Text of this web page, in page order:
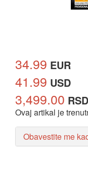
34.99 EUR
41.99 USD
3,499.00 RSD
Ovaj artikal je
Obavestite me